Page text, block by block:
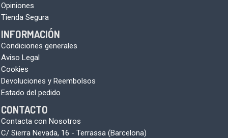
Opiniones
Tienda Segura
INFORMACIÓN
Condiciones generales
Aviso Legal
Cookies
Devoluciones y Reembolsos
Estado del pedido
CONTACTO
Contacta con Nosotros
C/ Sierra Nevada, 16 - Terrassa (Barcelona)